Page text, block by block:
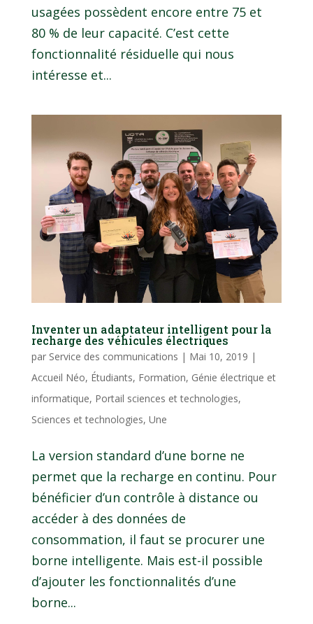
usagées possèdent encore entre 75 et
80 % de leur capacité. C’est cette
fonctionnalité résiduelle qui nous
intéresse et...
Inventer un adaptateur intelligent pour la
recharge des véhicules électriques
par Service des communications | Mai 10, 2019 |
Accueil Néo, Étudiants, Formation, Génie électrique et
informatique, Portail sciences et technologies,
Sciences et technologies, Une
La version standard d’une borne ne
permet que la recharge en continu. Pour
bénéficier d’un contrôle à distance ou
accéder à des données de
consommation, il faut se procurer une
borne intelligente. Mais est-il possible
d’ajouter les fonctionnalités d’une
borne...